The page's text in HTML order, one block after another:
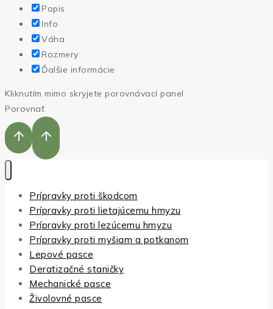
Popis
Info
Váha
Rozmery
Ďalšie informácie
Kliknutím mimo skryjete porovnávací panel
Porovnať
Prípravky proti škodcom
Prípravky proti lietajúcemu hmyzu
Prípravky proti lezúcemu hmyzu
Prípravky proti myšiam a potkanom
Lepové pasce
Deratizačné staničky
Mechanické pasce
Živolovné pasce